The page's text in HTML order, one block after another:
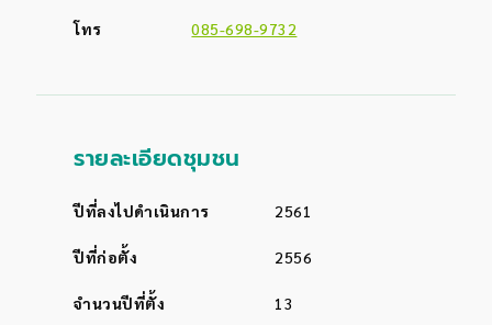
โทร 085-698-9732
รายละเอียดชุมชน
ปีที่ลงไปดำเนินการ 2561
ปีที่ก่อตั้ง 2556
จำนวนปีที่ตั้ง 13